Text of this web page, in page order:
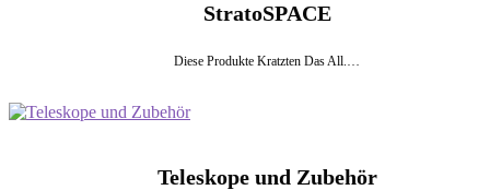
StratoSPACE
Diese Produkte Kratzten Das All.…
Teleskope und Zubehör